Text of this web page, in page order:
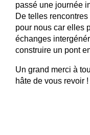
passé une journée
De telles
pour nous car elles
échanges
construire un pont
Un grand merci à
hâte de vous revoir !